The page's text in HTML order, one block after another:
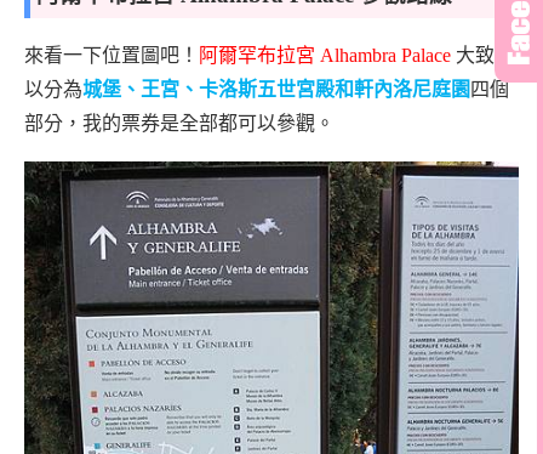
來看一下位置圖吧！ 阿爾罕布拉宮 Alhambra Palace 大致可
以分為城堡、王宮、卡洛斯五世宮殿和軒內洛尼庭園 四個
部分，我的票券是全部都可以參觀。